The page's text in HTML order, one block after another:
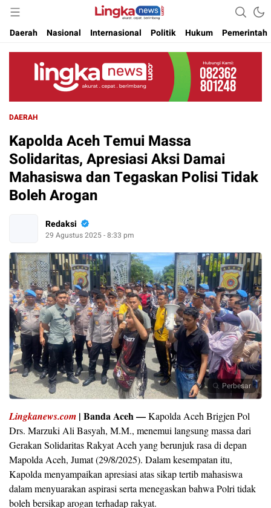
Lingkanews
Akurat. Cepat & Berimbang
Daerah
Nasional Internasional Politik Hukum Pemerintah
DAERAH
Kapolda Aceh Temui Massa
Solidaritas, Apresiasi Aksi Damai
Mahasiswa dan Tegaskan Polisi Tidak
Boleh Arogan
Redaksi
29 Agustus 2025 - 8:33 pm
Perbesar
Lingkanews.com | Banda Aceh —Kapolda Aceh Brigjen Pol
Drs. Marzuki Ali Basyah, M.M., menemui langsung massa dari
Gerakan Solidaritas Rakyat Aceh yang berunjuk rasa di depan
Mapolda Aceh, Jumat (29/8/2025). Dalam kesempatan itu,
Kapolda menyampaikan apresiasi atas sikap tertib mahasiswa
dalam menyuarakan aspirasi serta menegaskan bahwa Polri tidak
boleh bersikap arogan terhadap rakyat.